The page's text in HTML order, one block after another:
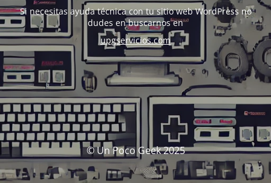
Si necesitas ayuda técnica con tu sitio web WordPress no
dudes en buscarnos en
upgservicios.com
© Un Poco Geek 2025